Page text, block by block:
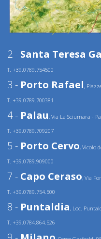
2 - Santa Teresa
T. +39.0789.754500
3 - Porto Rafael,
T. +39.0789.700381
4 - Palau, Via La Sciumara -
T. +39.0789.709207
5 - Porto Cervo, Vicolo
T. +39.0789.909000
7 - Capo Ceraso, Via
T. +39.0789.754.500
8 - Puntaldia, Loc.
T. +39.0784.864.526